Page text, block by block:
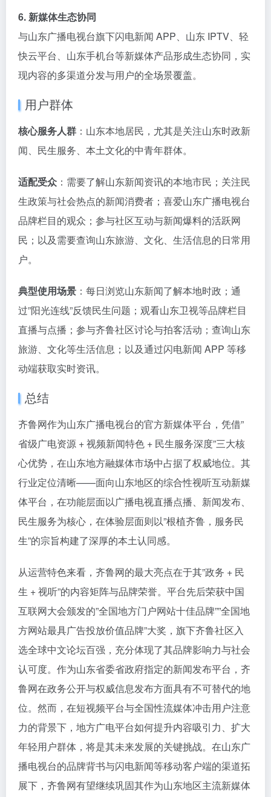
6. 新媒体生态协同
与山东广播电视台旗下闪电新闻 APP、山东 IPTV、轻
快云平台、山东手机台等新媒体产品形成生态协同，实
现内容的多渠道分发与用户的全场景覆盖。
用户群体
核心服务人群 ：山东本地居民，尤其是关注山东时政新
闻、民生服务、本土文化的中青年群体。
适配受众 ：需要了解山东新闻资讯的本地市民；关注民
生政策与社会热点的新闻消费者；喜爱山东广播电视台
品牌栏目的观众；参与社区互动与新闻爆料的活跃网
民；以及需要查询山东旅游、文化、生活信息的日常用
户。
典型使用场景 ：每日浏览山东新闻了解本地时政；通
过”阳光连线”反馈民生问题；观看山东卫视等品牌栏目
直播与点播；参与齐鲁社区讨论与拍客活动；查询山东
旅游、文化等生活信息；以及通过闪电新闻 APP 等移
动端获取实时资讯。
总结
齐鲁网作为山东广播电视台的官方新媒体平台，凭借”
省级广电资源 + 视频新闻特色 + 民生服务深度”三大核
心优势，在山东地方融媒体市场中占据了权威地位。其
行业定位清晰——面向山东地区的综合性视听互动新媒
体平台，在功能层面以广播电视直播点播、新闻发布、
民生服务为核心，在体验层面则以”根植齐鲁，服务民
生”的宗旨构建了深厚的本土认同感。
从运营特色来看，齐鲁网的最大亮点在于其”政务 + 民
生 + 视听”的内容矩阵与品牌荣誉。平台先后荣获中国
互联网大会颁发的”全国地方门户网站十佳品牌””全国地
方网站最具广告投放价值品牌”大奖，旗下齐鲁社区入
选全球中文论坛百强，充分体现了其品牌影响力与社会
认可度。作为山东省委省政府指定的新闻发布平台，齐
鲁网在政务公开与权威信息发布方面具有不可替代的地
位。然而，在短视频平台与全国性流媒体冲击用户注意
力的背景下，地方广电平台如何提升内容吸引力、扩大
年轻用户群体，将是其未来发展的关键挑战。在山东广
播电视台的品牌背书与闪电新闻等移动客户端的渠道拓
展下，齐鲁网有望继续巩固其作为山东地区主流新媒体